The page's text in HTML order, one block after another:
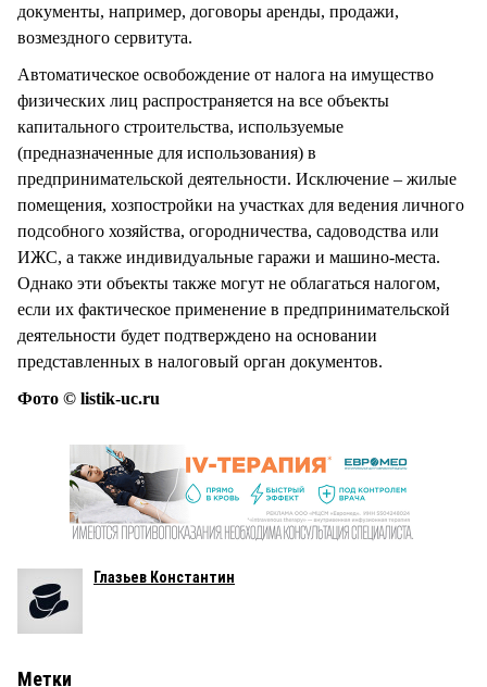
документы, например, договоры аренды, продажи,
возмездного сервитута.
Автоматическое освобождение от налога на имущество
физических лиц распространяется на все объекты
капитального строительства, используемые
(предназначенные для использования) в
предпринимательской деятельности. Исключение – жилые
помещения, хозпостройки на участках для ведения личного
подсобного хозяйства, огородничества, садоводства или
ИЖС, а также индивидуальные гаражи и машино-места.
Однако эти объекты также могут не облагаться налогом,
если их фактическое применение в предпринимательской
деятельности будет подтверждено на основании
представленных в налоговый орган документов.
Фото © listik-uc.ru
Глазьев Константин
Метки